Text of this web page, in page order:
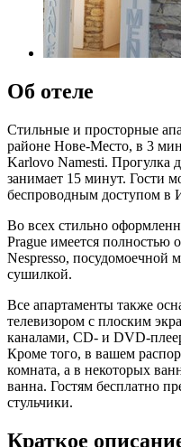
Об отеле
Стильные и просторные
районе Нове-Место, в 3
Karlovo Namesti. Прогулка
занимает 15 минут. Гости
беспроводным доступом в
Во всех стильно
Prague имеется полностью
Nespresso,
сушилкой.
Все апартаменты также
телевизором с плоским
каналами, CD- и DVD-
Кроме того, в вашем
комната, а в некоторых
ванна. Гостям бесплатно
стульчики.
Краткое